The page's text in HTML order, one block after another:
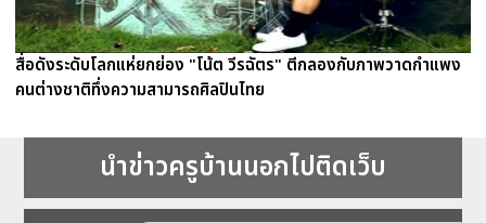
สื่อดังระดับโลกแห่ยกย่อง "โน้ต วีรฉัตร" ตีกลองกับภาพวาดกำแพง
คนต่างชาติทึ่งความสามารถศิลปินไทย
นำข่าวครูบ้านนอกไปติดเว็บ